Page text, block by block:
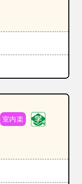
室内楽